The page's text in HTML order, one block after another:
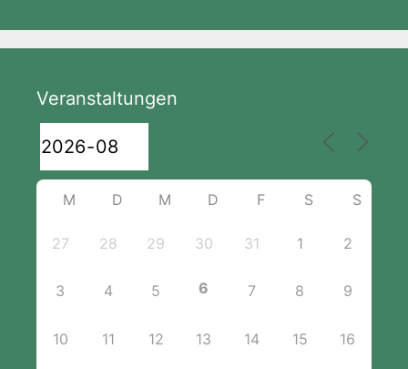
Veranstaltungen
M D M D F S S
27 28 29 30 31 1 2
3 4 5 6 7 8 9
10 11 12 13 14 15 16